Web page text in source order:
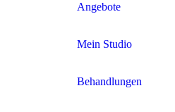
Angebote
Mein Studio
Behandlungen